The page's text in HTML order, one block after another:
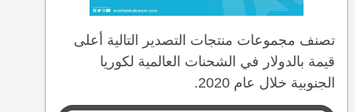
تصنف مجموعات منتجات التصدير التالية أعلى
قيمة بالدولار في الشحنات العالمية لكوريا
الجنوبية خلال عام 2020.